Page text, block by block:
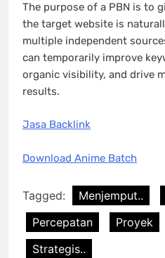
The purpose of a PBN is to
the target website is
multiple independent
can temporarily improve
organic visibility, and drive
results.
Jasa Backlink
Download Anime Batch
Tagged: Menjemput..
Percepatan
Proyek
Strategis..